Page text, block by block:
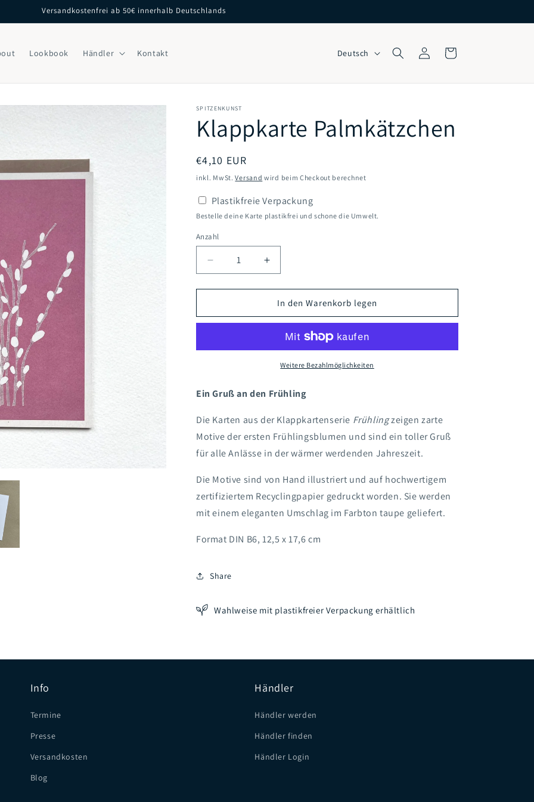
Versandkostenfrei ab 50€ innerhalb Deutschlands
Lookbook Händler Kontakt
r
c
h
Deutsch EinloggenWarenkorb
SPITZENKUNST
Klappkarte Palmkätzchen
Normaler
Preis
€4,10 EUR
inkl. MwSt.Versand wird beim Checkout berechnet
Plastikfreie Verpackung
Bestelle deine Karte plastikfrei und schone die Umwelt.
Anzahl
Verringere
die
Menge
Klappkarte
Erhöhe
die
Menge
für
Klappkarte
Palmkätzchen
In den Warenkorb legen
Weitere Bezahlmöglichkeiten
Ein Gruß an den Frühling
Die Karten aus der Klappkartenserie Frühlingzeigen zarte
Motive der ersten Frühlingsblumen und sind ein toller Gruß
für alle Anlässe in der wärmer werdenden Jahreszeit.
Die Motive sind von Hand illustriert und auf hochwertigem
zertifiziertem Recyclingpapier gedruckt worden. Sie werden
mit einem eleganten Umschlag im Farbton taupe geliefert.
Format DIN B6, 12,5 x 17,6 cm
Share
Wahlweise mit plastikfreier Verpackung erhältlich
Info
Termine
Presse
Versandkosten
Blog
Händler
Händler werden
Händler finden
Händler Login